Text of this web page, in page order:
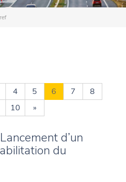
4 5 6 7
8
10 »
d’un
du